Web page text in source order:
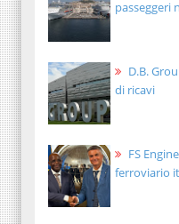
passeggeri
D.B.
di ricavi
FS
ferroviario